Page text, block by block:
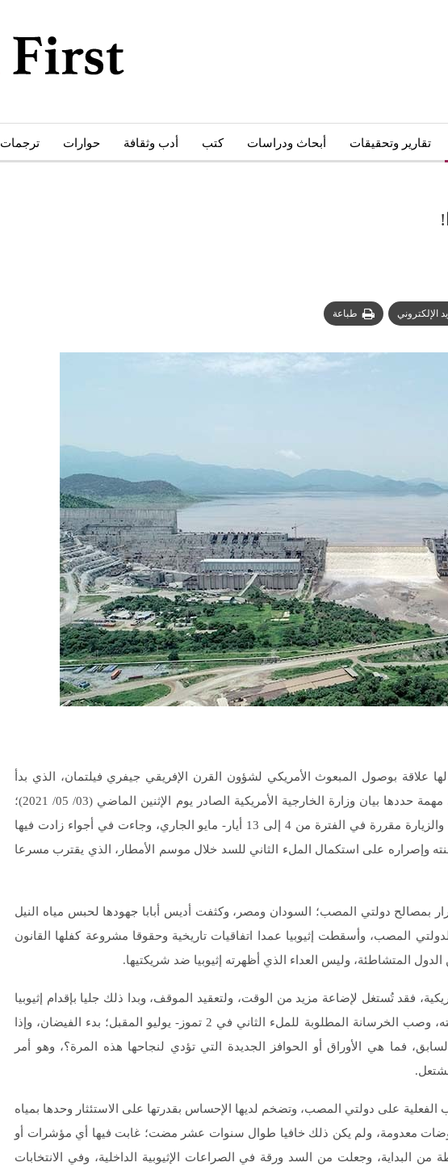
تقارير وتحقيقات أبحاث ودراسات كتب أدب وثقافة حوارات ترجمات
الإلكتروني طباعة
علاقة بوصول المبعوث الأمريكي لشؤون القرن الإفريقي جيفري فيلتمان، الذي بدأ
زيارة لمصر وينتقل لإريتريا وإثيوبيا والسودان؛ في مهمة حددها بيان وزارة الخارجية الأمريكية الصادر يوم الإثنين الماضي (03/ 05/ 2021)؛
تتعلق ببحث «تسوية سلمية» في القرن الإفريقي، والزيارة مقررة في الفترة من 4 إلى 13 أيار- مايو الجاري، وجاءت في أجواء زادت فيها
وإصراره على استكمال الملء الثاني للسد خلال موسم الأمطار، الذي يقترب مسرعا
بمصالح دولتي المصب؛ السودان ومصر، وكثفت أديس أبابا جهودها لحبس مياه النيل
المصب، وأسقطت إثيوبيا عمدا اتفاقيات تاريخية وحقوقا مشروعة كفلها القانون
المتشاطئة، وليس العداء الذي أظهرته إثيوبيا ضد شريكتيها.
فقد تُستغل لإضاعة مزيد من الوقت، ولتعقيد الموقف، وبدا ذلك جليا بإقدام إثيوبيا
على تجفيف المعبر الأوسط للسد، واستئناف تعليته، وصب الخرسانة المطلوبة للملء الثاني في 2 تموز- يوليو المقبل؛ بدء الفيضان، وإذا
فما هي الأوراق أو الحوافز الجديدة التي تؤدي لنجاحها هذه المرة؟، وهو أمر
الفعلية على دولتي المصب، وتضخم لديها الإحساس بقدرتها على الاستئثار وحدها بمياه
معدومة، ولم يكن ذلك خافيا طوال سنوات عشر مضت؛ غابت فيها أي مؤشرات أو
من البداية، وجعلت من السد ورقة في الصراعات الإثيوبية الداخلية، وفي الانتخابات
نحو استراتيجيّة للمعارضة السوريّة بشأن التحديات الصّهيونيّة
قمة الرياض: أقوال تنتظر أفعالاً
نوفمبر 27, 2024
تعيينات ترامب: أنت لا تجني من الشوك العنب!
نوفمبر 27, 2024
ابن بطوطة عند تخوم سيبيريا!
نوفمبر 27, 2024
انجازات نتنياهو !